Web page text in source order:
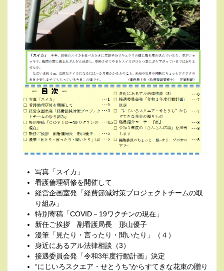
写真「スイカ」
看護倫理研修を開催して
経営企画室発「経費節減対策プロジェクトチームの取
り組み」
特別寄稿「COVID－19ワクチンの現在」
新任ご挨拶 副看護局長 形山優子
漫筆「見たり・言ったり・聞いたり」（４）
身近にあるアル法律相談（3）
接遇委員会発「令和3年度行動計画」決定
“にじいろスクエア・せとうち”からすてきな花束の贈り